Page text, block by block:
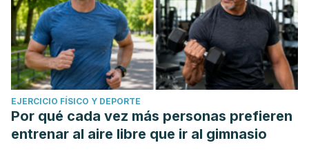
EJERCICIO FÍSICO Y DEPORTE
Por qué cada vez más personas prefieren
entrenar al aire libre que ir al gimnasio